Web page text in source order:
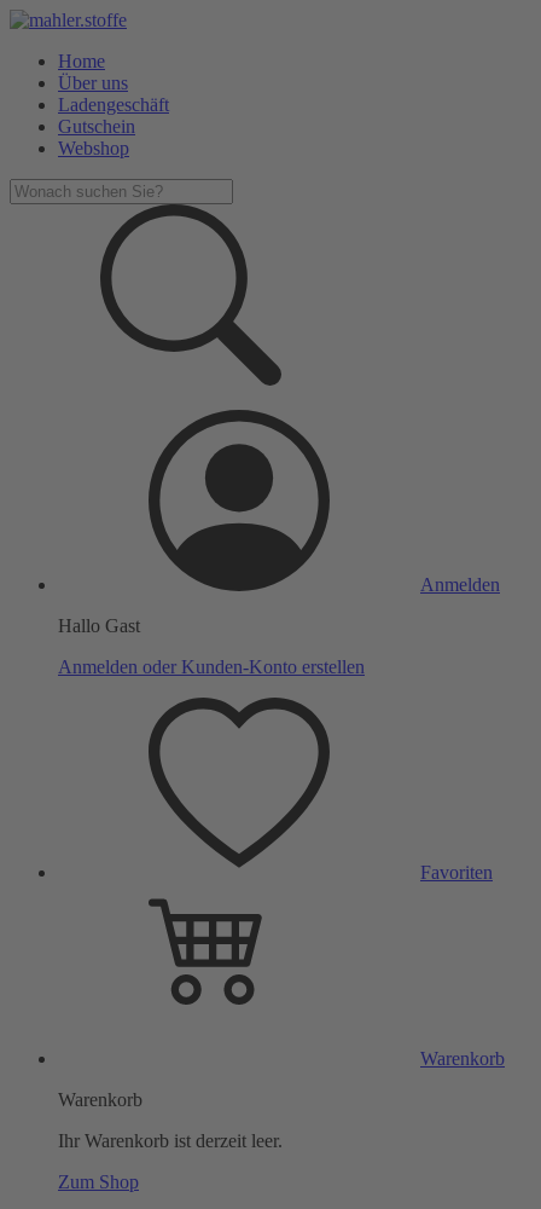
Home
Über uns
Ladengeschäft
Gutschein
Webshop
Anmelden
Hallo Gast
Anmelden oder Kunden-Konto erstellen
Favoriten
Warenkorb
Warenkorb
Ihr Warenkorb ist derzeit leer.
Zum Shop